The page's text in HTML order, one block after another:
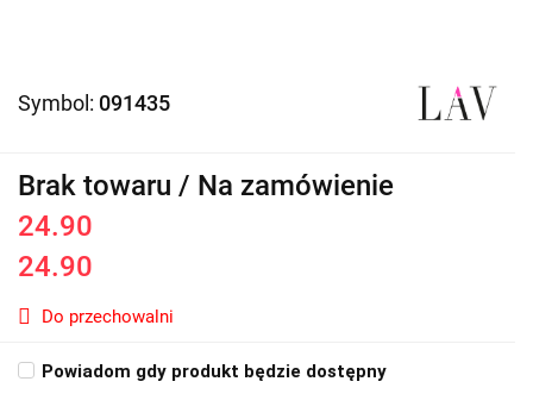
Symbol: 091435
Brak towaru / Na zamówienie
24.90
24.90
Do przechowalni
Powiadom gdy produkt będzie dostępny